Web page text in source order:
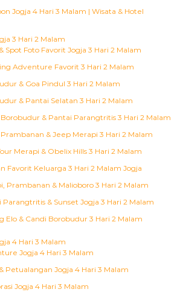
Jogja 4 Hari 3 Malam | Wisata & Hotel
3 Hari 2 Malam
Spot Foto Favorit Jogja 3 Hari 2 Malam
Adventure Favorit 3 Hari 2 Malam
& Goa Pindul 3 Hari 2 Malam
& Pantai Selatan 3 Hari 2 Malam
& Pantai Parangtritis 3 Hari 2 Malam
& Jeep Merapi 3 Hari 2 Malam
Merapi & Obelix Hills 3 Hari 2 Malam
Favorit Keluarga 3 Hari 2 Malam Jogja
Prambanan & Malioboro 3 Hari 2 Malam
& Sunset Jogja 3 Hari 2 Malam
Elo & Candi Borobudur 3 Hari 2 Malam
4 Hari 3 Malam
Jogja 4 Hari 3 Malam
Petualangan Jogja 4 Hari 3 Malam
Jogja 4 Hari 3 Malam